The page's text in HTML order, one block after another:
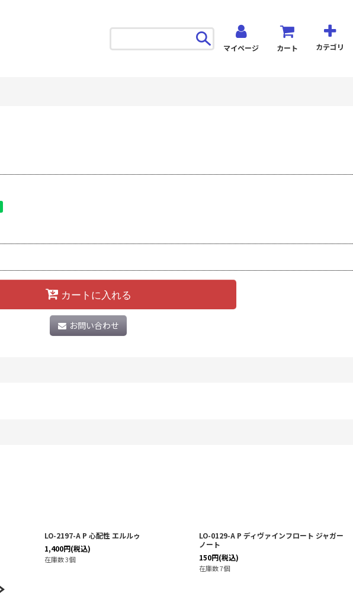
マイページ カート カテゴリ
カートに入れる
お問い合わせ
LO-2197-A P 心配性 エルルゥ
1,400円(税込)
在庫数 3個
LO-0129-A P ディヴァインフロート ジャガー
ノート
150円(税込)
在庫数 7個